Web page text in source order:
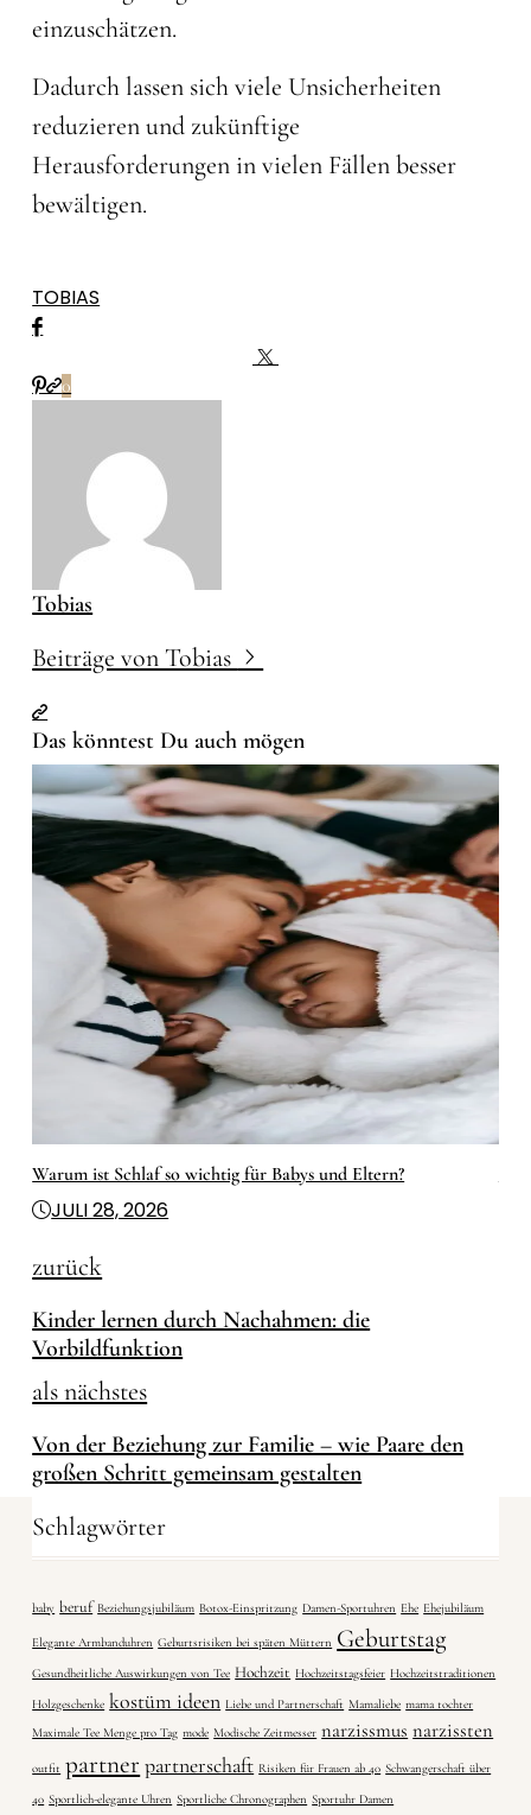
einzuschätzen.
Dadurch lassen sich viele Unsicherheiten
reduzieren und zukünftige
Herausforderungen in vielen Fällen besser
bewältigen.
TOBIAS
0
Tobias
Beiträge von Tobias
Das könntest Du auch mögen
Warum ist Schlaf so wichtig für Babys und Eltern?
JULI 28, 2026
zurück
Kinder lernen durch Nachahmen: die
Vorbildfunktion
als nächstes
Von der Beziehung zur Familie – wie Paare den
großen Schritt gemeinsam gestalten
Schlagwörter
baby beruf Beziehungsjubiläum Botox-Einspritzung Damen-Sportuhren Ehe Ehejubiläum
Elegante Armbanduhren Geburtsrisiken bei späten Müttern Geburtstag
Gesundheitliche Auswirkungen von Tee Hochzeit Hochzeitstagsfeier Hochzeitstraditionen
Holzgeschenke kostüm ideen Liebe und Partnerschaft Mamaliebe mama tochter
Maximale Tee Menge pro Tag mode Modische Zeitmesser narzissmus narzissten
outfit partner partnerschaft Risiken für Frauen ab 40 Schwangerschaft über
40 Sportlich-elegante Uhren Sportliche Chronographen Sportuhr Damen